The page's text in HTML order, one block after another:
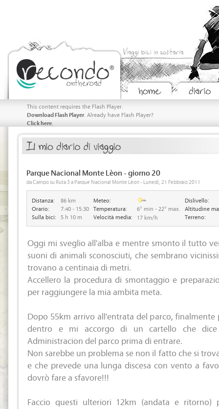
Viaggi bici in solitaria
This content requires the Flash Player.
Download Flash Player. Already have Flash Player?
Click here.
Parque Nacional Monte Lèon - giorno 20
da Campo su Ruta 3 a Parque Nacional Monte Lèon - Lunedi, 21 Febbraio 2011
Distanza:
Orario:
Sulla bici:
86 km
7:40 - 15:30
5 h 10 m
Meteo:
Temperatura:
Velocità media:
6° min - 22° max.
17 km/h
Dislivello:
Altitudine
Terreno:
Oggi mi sveglio all'alba e mentre smonto il tutto
suoni di animali sconosciuti, che sembrano
trovano a centinaia di metri.
Accellero la procedura di smontaggio e
per raggiungere la mia ambita meta.
Dopo 55km arrivo all'entrata del parco,
dentro e mi accorgo di un cartello che
Administracion del parco prima di entrare.
Non sarebbe un problema se non il fatto che si
e che prevede una lunga discesa con vento a
dovrò fare a sfavore!!!
Faccio questi ulteriori 12km (andata e ritorno)